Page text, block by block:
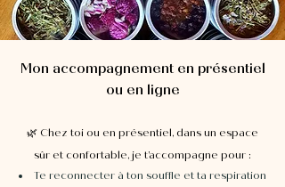
Mon accompagnement en présentiel
ou en ligne
🌿 Chez toi ou en présentiel, dans un espace
sûr et confortable, je t’accompagne pour :
Te reconnecter à ton souffle et ta respiration